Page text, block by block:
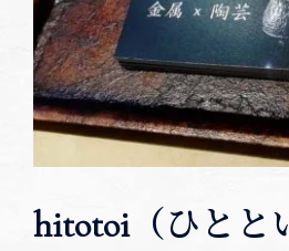
hitotoi（ひとと